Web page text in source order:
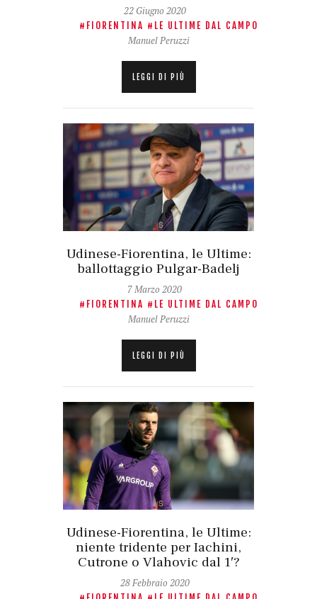
22 Giugno 2020
FIORENTINA LE ULTIME DAL CAMPO
Manuel Peruzzi
LEGGI DI PIÙ
Udinese-Fiorentina, le Ultime:
ballottaggio Pulgar-Badelj
7 Marzo 2020
FIORENTINA LE ULTIME DAL CAMPO
Manuel Peruzzi
LEGGI DI PIÙ
Udinese-Fiorentina, le Ultime:
niente tridente per Iachini,
Cutrone o Vlahovic dal 1′?
28 Febbraio 2020